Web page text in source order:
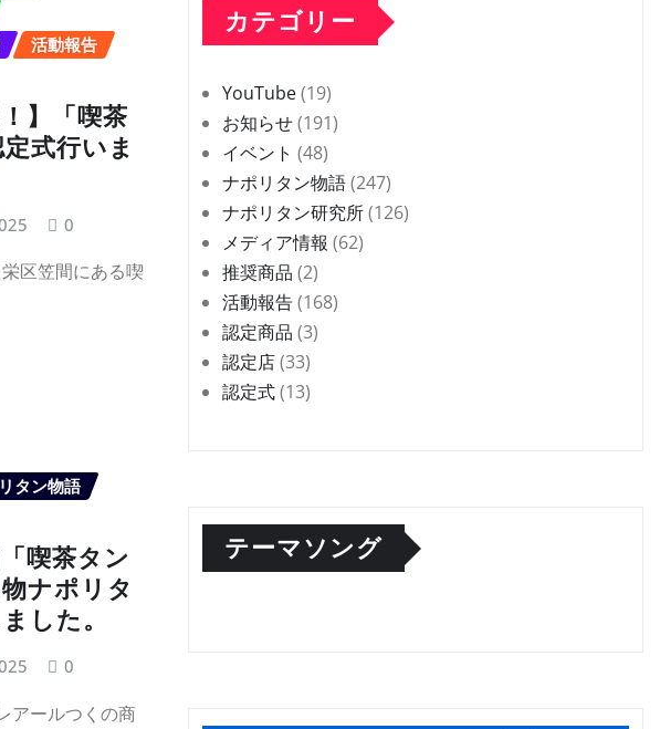
活動報告
】「喫茶
式行いま
0
区笠間にある喫
タン物語
喫茶タン
ナポリタ
した。
0
アールつくの商
カテゴリー
YouTube(19)
お知らせ(191)
イベント (48)
ナポリタン物語(247)
ナポリタン研究所(126)
メディア情報 (62)
推奨商品 (2)
活動報告(168)
認定商品 (3)
認定店(33)
認定式(13)
テーマソング